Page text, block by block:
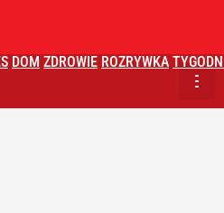
DOM ZDROWIE ROZRYWKA